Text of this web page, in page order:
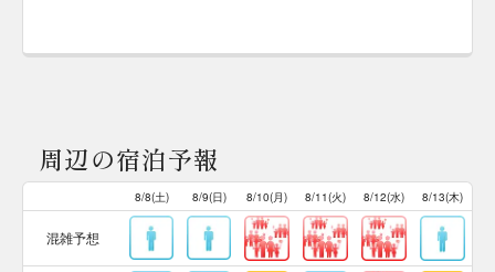
周辺の宿泊予報
8/8(土) 8/9(日) 8/10(月) 8/11(火) 8/12(水) 8/13(木)
混雑予想